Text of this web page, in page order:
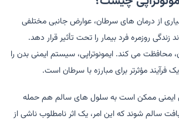
از درمان های سرطان، عوارض جانبی مختلفی
زندگی روزمره فرد بیمار را تحت تأثیر قرار دهد.
محافظت می کند. ایمونوتراپی، سیستم ایمنی بدن را
فرآیند مؤثرتر برای مبارزه با سرطان است.
ایمنی ممکن است به سلول های سالم هم حمله
سالم شوند که این امر، یک اثر نامطلوب ناشی از